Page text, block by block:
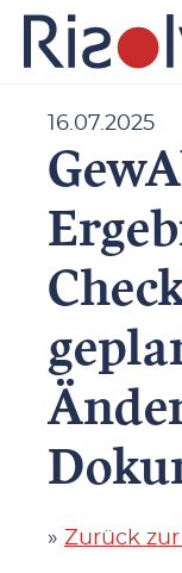
16.07.2025
» Zurück